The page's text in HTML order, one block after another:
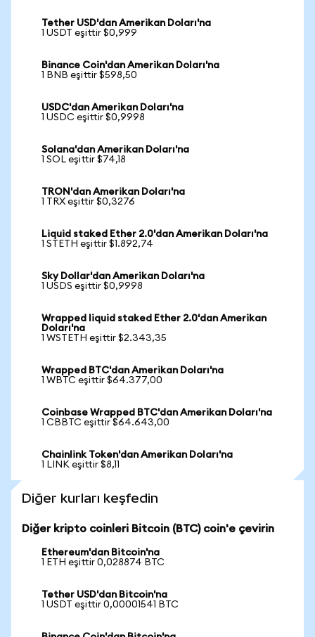
Tether USD'dan Amerikan Doları'na
1 USDT eşittir $0,999
Binance Coin'dan Amerikan Doları'na
1 BNB eşittir $598,50
USDC'dan Amerikan Doları'na
1 USDC eşittir $0,9998
Solana'dan Amerikan Doları'na
1 SOL eşittir $74,18
TRON'dan Amerikan Doları'na
1 TRX eşittir $0,3276
Liquid staked Ether 2.0'dan Amerikan Doları'na
1 STETH eşittir $1.892,74
Sky Dollar'dan Amerikan Doları'na
1 USDS eşittir $0,9998
Wrapped liquid staked Ether 2.0'dan Amerikan
Doları'na
1 WSTETH eşittir $2.343,35
Wrapped BTC'dan Amerikan Doları'na
1 WBTC eşittir $64.377,00
Coinbase Wrapped BTC'dan Amerikan Doları'na
1 CBBTC eşittir $64.643,00
Chainlink Token'dan Amerikan Doları'na
1 LINK eşittir $8,11
Diğer kurları keşfedin
Diğer kripto coinleri Bitcoin (BTC) coin'e çevirin
Ethereum'dan Bitcoin'na
1 ETH eşittir 0,028874 BTC
Tether USD'dan Bitcoin'na
1 USDT eşittir 0,00001541 BTC